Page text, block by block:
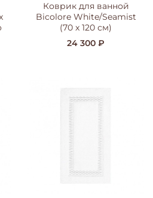
Коврик для ванной
Bicolore White/Seamist
(70 x 120 см)
24 300 ₽